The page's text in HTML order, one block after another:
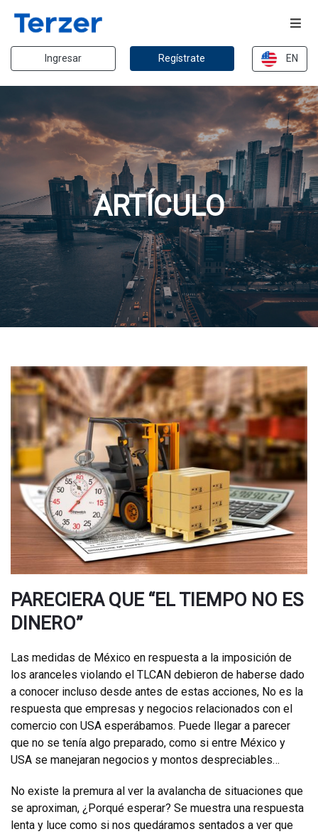
Ingresar Regístrate EN
ARTÍCULO
PARECIERA QUE “EL TIEMPO NO ES
DINERO”
Las medidas de México en respuesta a la imposición de
los aranceles violando el TLCAN debieron de haberse dado
a conocer incluso desde antes de estas acciones, No es la
respuesta que empresas y negocios relacionados con el
comercio con USA esperábamos. Puede llegar a parecer
que no se tenía algo preparado, como si entre México y
USA se manejaran negocios y montos despreciables…
No existe la premura al ver la avalancha de situaciones que
se aproximan, ¿Porqué esperar? Se muestra una respuesta
lenta y luce como si nos quedáramos sentados a ver que